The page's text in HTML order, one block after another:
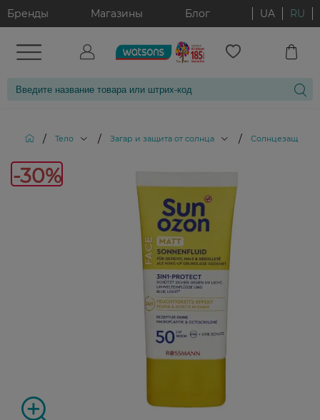
Бренды Магазины Блог UA RU
/ Тело / Загар и защита от солнца /
-30%